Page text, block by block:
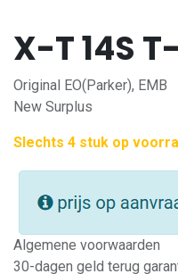
X-T 14S
Original EO(Parker), EMB
New Surplus
Slechts 4 stuk op
Algemene voorwaarden
30-dagen geld terug